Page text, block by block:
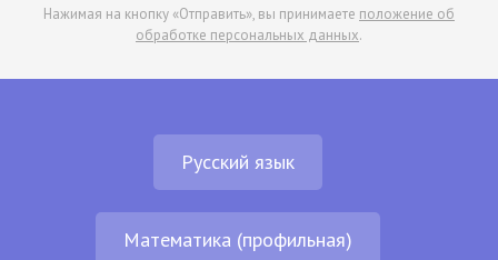
Нажимая на кнопку «Отправить», вы принимаете положение об
обработке персональных данных.
Русский язык
Математика (профильная)